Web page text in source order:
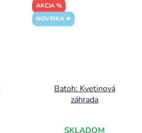
AKCIA %
NOVINKA ✮
Batoh: Kvetinová
záhrada
SKLADOM